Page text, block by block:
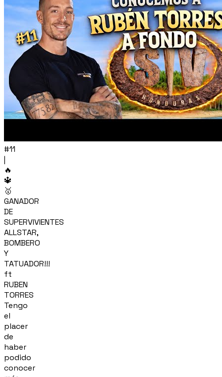
#11
|
🔥
🔱
🥇
GANADOR
DE
SUPERVIVIENTES
ALLSTAR,
BOMBERO
Y
TATUADOR!!!
ft
RUBEN
TORRES
Tengo
el
placer
de
haber
podido
conocer